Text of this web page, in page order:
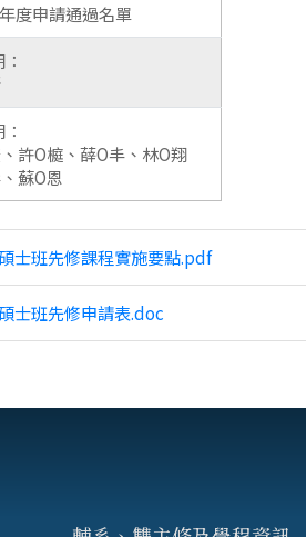
度申請通過名單
許O榳、薛O丰、林O翔
蘇O恩
士班先修課程實施要點.pdf
士班先修申請表.doc